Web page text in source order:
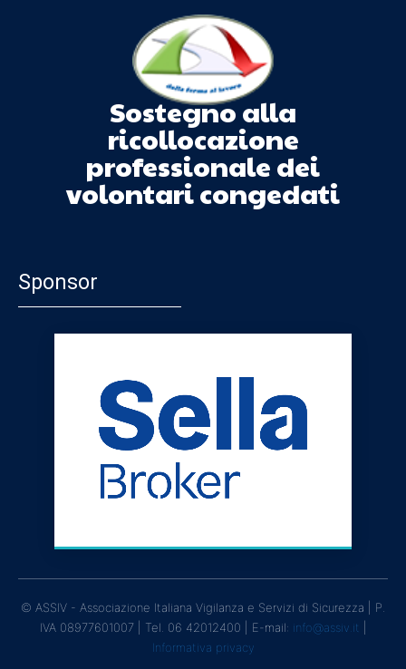
Sostegno alla
ricollocazione
professionale dei
volontari congedati
Sponsor
© ASSIV - Associazione Italiana Vigilanza e Servizi di Sicurezza | P.
IVA 08977601007 | Tel. 06 42012400 | E-mail: info@assiv.it
Informativa privacy